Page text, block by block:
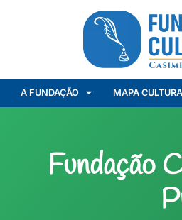
A FUNDAÇÃO MAPA
Fundação